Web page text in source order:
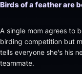
Birds of a feather are
A single mom agrees to
birding competition but
tells everyone she's his
teammate.